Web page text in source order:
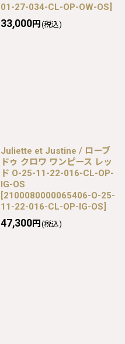
01-27-034-CL-OP-OW-OS]
33,000円 (税込)
Juliette et Justine / ローブ
ドゥ クロワ ワンピース レッ
ド O-25-11-22-016-CL-OP-
IG-OS
[2100080000065406-O-25-
11-22-016-CL-OP-IG-OS]
47,300円 (税込)